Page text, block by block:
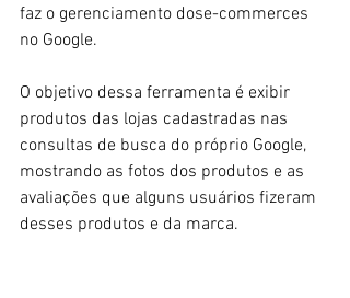
faz o gerenciamento dose-commerces
no Google.
O objetivo dessa ferramenta é exibir
produtos das lojas cadastradas nas
consultas de busca do próprio Google,
mostrando as fotos dos produtos e as
avaliações que alguns usuários fizeram
desses produtos e da marca.